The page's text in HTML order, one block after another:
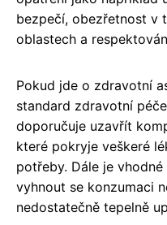
bezpečí, obezřetnost v
oblastech a
Pokud jde o zdravotní
standard zdravotní
doporučuje uzavřít
které pokryje veškeré
potřeby. Dále je
vyhnout se konzumaci
nedostatečně tepelně